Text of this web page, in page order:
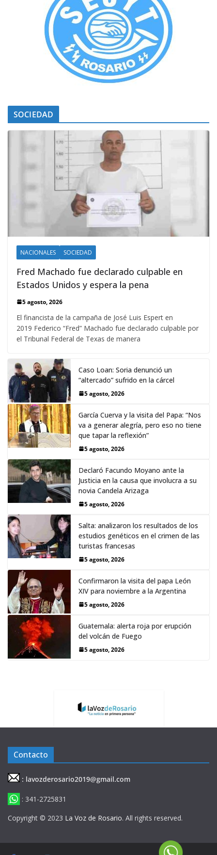
SOCIEDAD
NACIONALES SOCIEDAD
Fred Machado fue declarado culpable en
Estados Unidos y espera la pena
5 agosto, 2026
El financista de la campaña de José Luis Espert en
2019 Federico “Fred” Machado fue declarado culpable por
el Tribunal Federal de Texas de manera
Caso Loan: Soria denunció un
“altercado” sufrido en la cárcel
5 agosto, 2026
García Cuerva y la visita del Papa: “Nos
va a generar alegría, pero eso no tiene
que tapar la reflexión”
5 agosto, 2026
Declaró Facundo Moyano ante la
Justicia en la causa que involucra a su
novia Candela Arizaga
5 agosto, 2026
Salta: analizaron los resultados de los
estudios genéticos en el crimen de las
turistas francesas
5 agosto, 2026
Confirmaron la visita del papa León
XIV para noviembre a la Argentina
5 agosto, 2026
Guatemala: alerta roja por erupción
del volcán de Fuego
5 agosto, 2026
Contacto
: lavozderosario2019@gmail.com
: 341-2725831
Copyright © 2023 La Voz de Rosario. All rights reserved.